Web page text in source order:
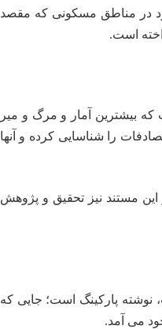
در مناطق مسکونی که مقصد
است.
که بیشترین آمار و مرگ و میر
را شناسایی کرده و آنها
این مستند نیز تحقیق و پژوهش
پارکینگ است؛ جایی که
می آمد.